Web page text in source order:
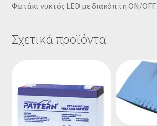
Φωτάκι νυκτός LED με διακόπτη ON/OFF.
Σχετικά προϊόντα